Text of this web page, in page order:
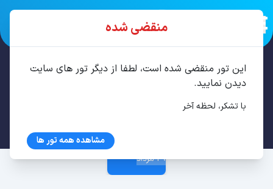
29 مرداد
منقضی شده
این تور منقضی شده است، لطفا از دیگر تور های سایت
دیدن نمایید.
با تشکر، لحظه آخر
مشاهده همه تور ها